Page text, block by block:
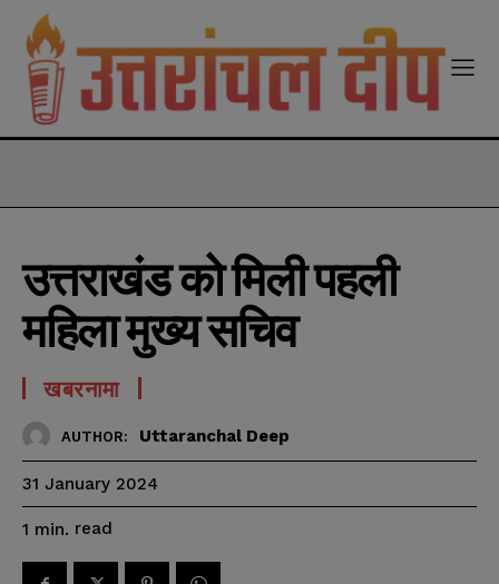
उत्तराखंड को मिली पहली
महिला मुख्य सचिव
खबरनामा
AUTHOR: Uttaranchal Deep
31 January 2024
1 min. read